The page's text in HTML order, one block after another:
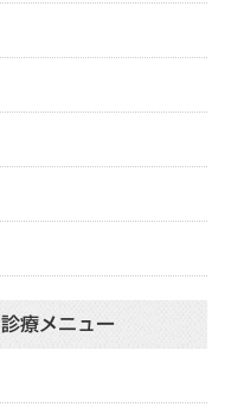
診療メニュー